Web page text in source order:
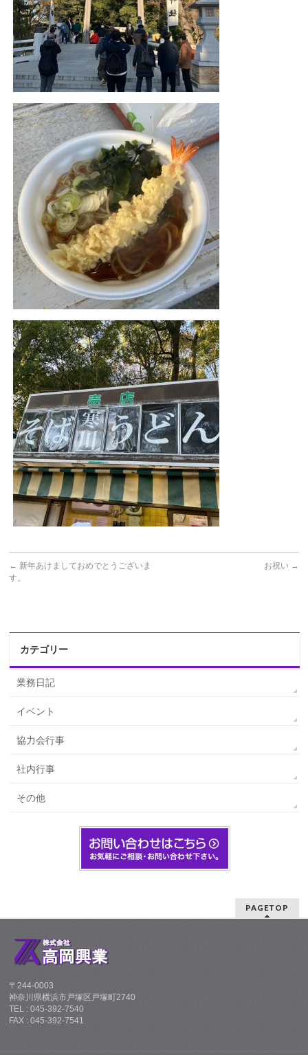
← 新年あけましておめでとうございま
す。
お祝い →
カテゴリー
業務日記
イベント
協力会行事
社内行事
その他
PAGETOP
〒244-0003
神奈川県横浜市戸塚区戸塚町2740
TEL : 045-392-7540
FAX : 045-392-7541